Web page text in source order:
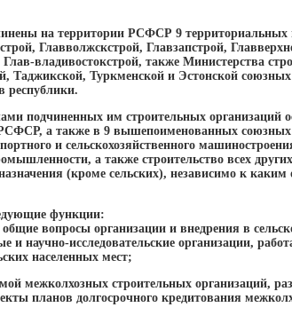
на территории РСФСР 9 территориальных
Главволжскстрой, Главзапстрой,
владивостокстрой, также Министерства
Таджикской, Туркменской и Эстонской
республики.
подчиненных им строительных организаций
а также в 9 вышепоименованных союзных
и сельскохозяйственного
а также строительство всех
(кроме сельских), независимо к каким
функции:
вопросы организации и внедрения в
и научно-исследовательские организации,
населенных мест;
межколхозных строительных организаций,
планов долгосрочного кредитования